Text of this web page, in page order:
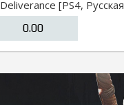
Deliverance [PS4, Русская
версия]
0.00